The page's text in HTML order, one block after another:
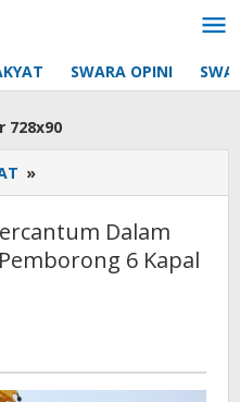
SWARA OPINI
»
Dirjen
Tercantum
Dalam
6
Dalam
6 Kapal